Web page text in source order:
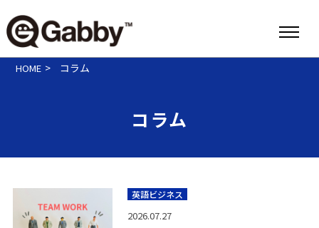
HOME > コラム
コラム
英語ビジネス
2026.07.27